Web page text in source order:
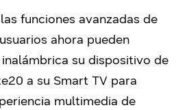
funciones avanzadas de
ahora pueden
su dispositivo de
a su Smart TV para
multimedia de